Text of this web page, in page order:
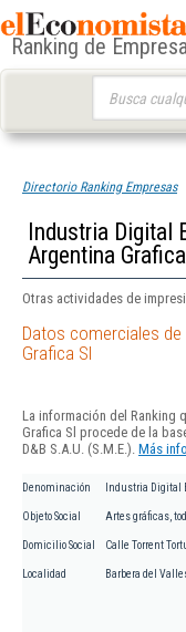
Ranking de
Directorio Ranking Empresas
Industria Digital
Argentina
Otras actividades de
Datos comerciales
Grafica Sl
La información del Ranking
Grafica Sl procede de la
D&B S.A.U. (S.M.E.). Más
Denominación Industria Digital
Objeto Social Artes gráficas,
Domicilio Social Calle Torrent
Localidad Barbera del